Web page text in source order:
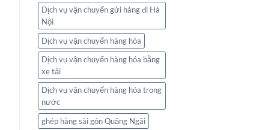
Dịch vụ vận chuyển gửi hàng đi Hà
Nội
Dịch vụ vận chuyển hàng hóa
Dịch vụ vận chuyển hàng hóa bằng
xe tải
Dịch vụ vận chuyển hàng hóa trong
nước
ghép hàng sài gòn Quảng Ngãi